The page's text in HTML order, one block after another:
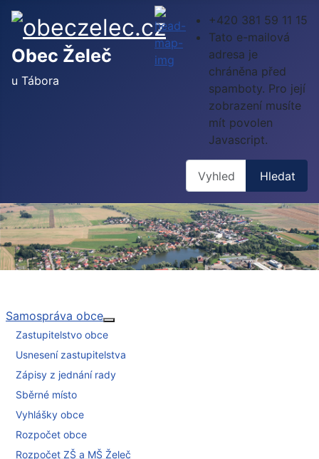
Obec Želeč
u Tábora
+420 381 59 11 15
Tato e-mailová
adresa je
chráněna před
spamboty. Pro její
zobrazení musíte
mít povolen
Javascript.
Hledat
Samospráva obce
Zastupitelstvo obce
Usnesení zastupitelstva
Zápisy z jednání rady
Sběrné místo
Vyhlášky obce
Rozpočet obce
Rozpočet ZŠ a MŠ Želeč